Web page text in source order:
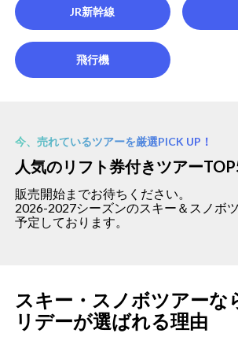
JR新幹線
飛行機
今、売れているツアーを厳選PICK UP！
人気のリフト券付きツアー
販売開始までお待ちください。
2026-2027シーズンのスキー＆スノボ
予定しております。
スキー・スノボツアーな
リデーが選ばれる理由